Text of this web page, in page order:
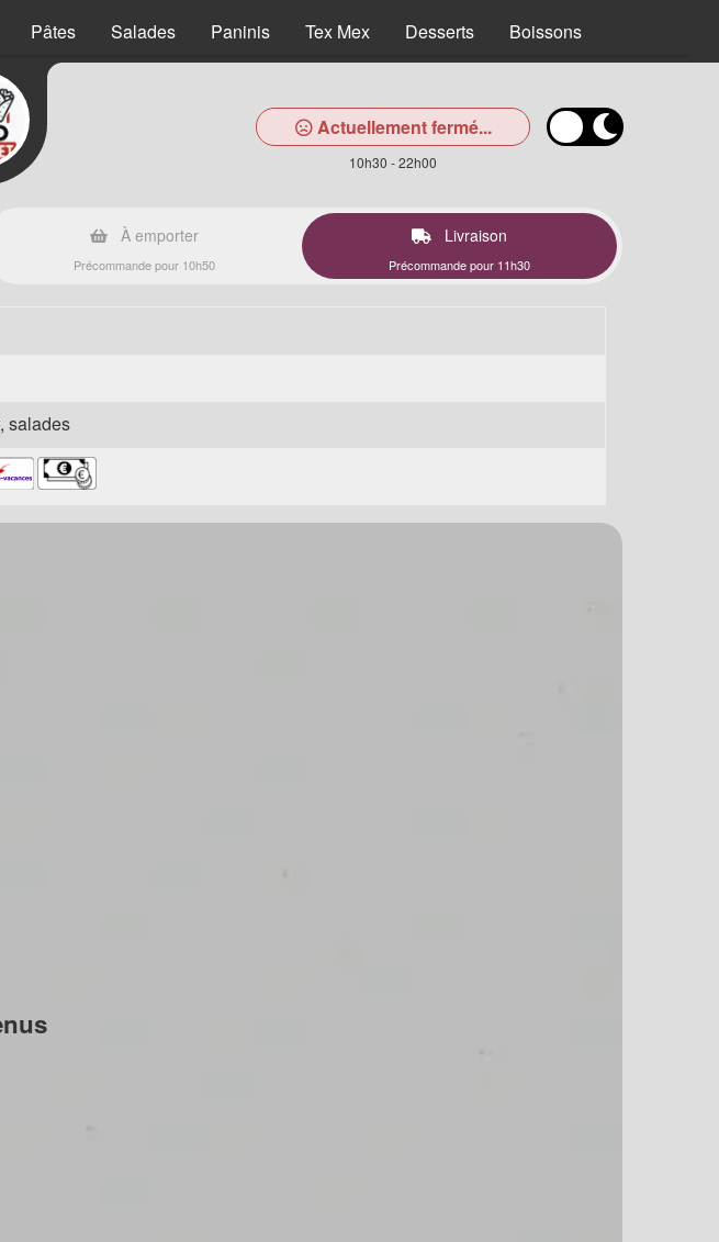
Pâtes Salades Paninis Tex Mex Desserts Boissons
Actuellement fermé...
10h30 - 22h00
À emporter
Précommande pour 10h50
Livraison
Précommande pour 11h30
salades